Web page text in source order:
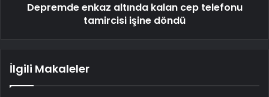
Depremde enkaz altında kalan cep telefonu
tamircisi işine döndü
İlgili Makaleler